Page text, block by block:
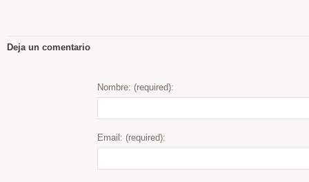
Deja un comentario
Nombre: (required):
Email: (required):